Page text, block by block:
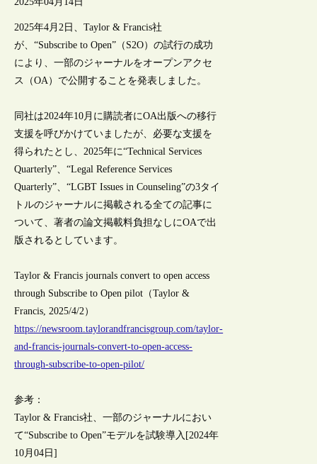
2025年4月2日、Taylor & Francis社
が、“Subscribe to Open”（S2O）の試行の成功
により、一部のジャーナルをオープンアクセ
ス（OA）で公開することを発表しました。
同社は2024年10月に購読者にOA出版への移行
支援を呼びかけていましたが、必要な支援を
得られたとし、2025年に“Technical Services
Quarterly”、“Legal Reference Services
Quarterly”、“LGBT Issues in Counseling”の3タイ
トルのジャーナルに掲載される全ての記事に
ついて、著者の論文掲載料負担なしにOAで出
版されるとしています。
Taylor & Francis journals convert to open access
through Subscribe to Open pilot（Taylor &
Francis, 2025/4/2）
https://newsroom.taylorandfrancisgroup.com/taylor-
and-francis-journals-convert-to-open-access-
through-subscribe-to-open-pilot/
参考：
Taylor & Francis社、一部のジャーナルにおい
て“Subscribe to Open”モデルを試験導入[2024年
10月04日]